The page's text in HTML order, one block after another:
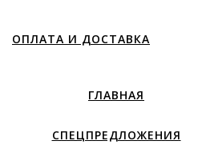
ОПЛАТА И ДОСТАВКА
ГЛАВНАЯ
СПЕЦПРЕДЛОЖЕНИЯ